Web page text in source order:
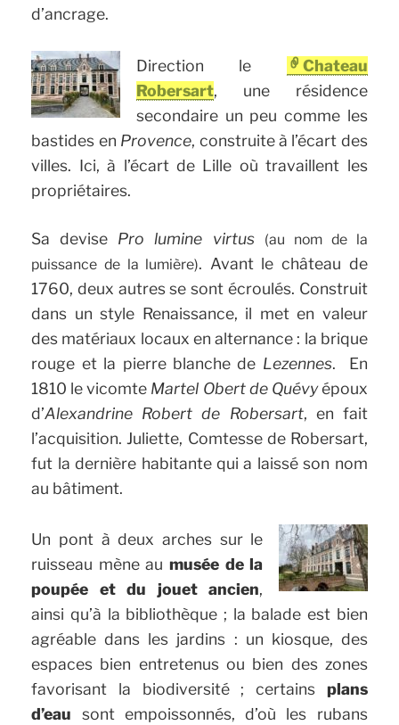
d’ancrage.
Direction le
Chateau
Robersart, une résidence
secondaire un peu comme les
bastides en Provence, construite à l’écart des
villes. Ici, à l’écart de Lille où travaillent les
propriétaires.
Sa devise Pro lumine virtus
(au nom de la
puissance de la lumière). Avant le château de
1760, deux autres se sont écroulés. Construit
dans un style Renaissance, il met en valeur
des matériaux locaux en alternance : la brique
rouge et la pierre blanche de Lezennes. En
1810 le vicomte Martel Obert de Quévyépoux
d’Alexandrine Robert de Robersart, en fait
l’acquisition. Juliette, Comtesse de Robersart,
fut la dernière habitante qui a laissé son nom
au bâtiment.
Un pont à deux arches sur le
ruisseau mène aumusée de la
poupée et du jouet ancien,
ainsi qu’à la bibliothèque ; la balade est bien
agréable dans les jardins : un kiosque, des
espaces bien entretenus ou bien des zones
favorisant la biodiversité ; certains plans
d’eau sont empoissonnés, d’où les rubans